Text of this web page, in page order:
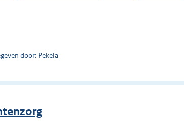
door: Pekela